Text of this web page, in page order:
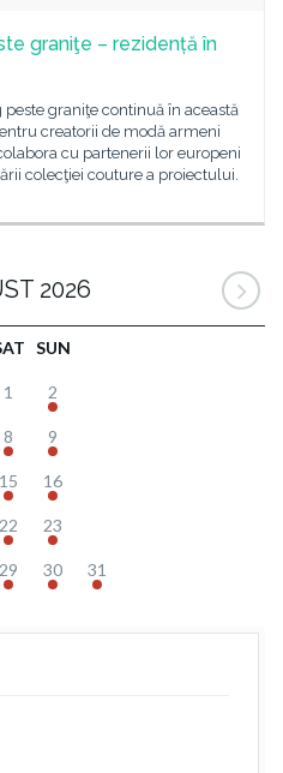
graniţe – rezidență în
graniţe continuă în această
creatorii de modă armeni
cu partenerii lor europeni
colecţiei couture a proiectului.
2026
SUN
1 2
8 9
15 16
22 23
29 30 31